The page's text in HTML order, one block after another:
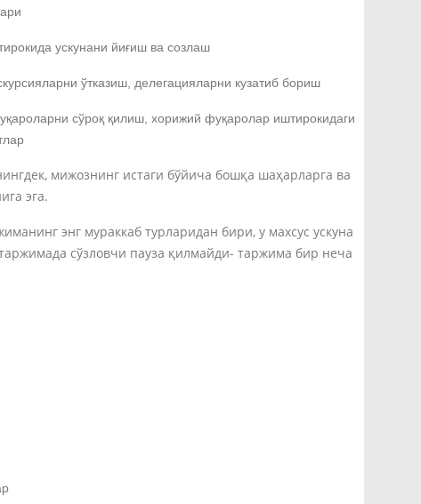
ускунани йиғиш ва созлаш
ўтказиш, делегацияларни кузатиб бориш
сўроқ қилиш, хорижий фуқаролар иштирокидаги
мижознинг истаги бўйича бошқа шаҳарларга ва
эга.
энг мураккаб турларидан бири, у махсус ускуна
сўзловчи пауза қилмайди- таржима бир неча